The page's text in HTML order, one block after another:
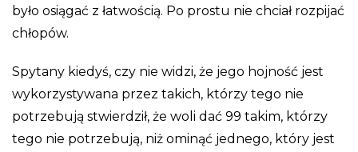
było osiągać z łatwością. Po prostu nie chciał rozpijać
chłopów.
Spytany kiedyś, czy nie widzi, że jego hojność jest
wykorzystywana przez takich, którzy tego nie
potrzebują stwierdził, że woli dać 99 takim, którzy
tego nie potrzebują, niż ominąć jednego, który jest